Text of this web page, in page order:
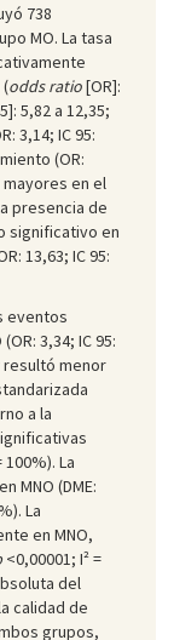
738
MO. La tasa
(odds ratio[OR]:
5,82 a 12,35;
3,14; IC 95:
(OR:
en el
presencia de
significativo en
13,63; IC 95:
eventos
3,34; IC 95:
resultó menor
a la
100%). La
MNO (DME:
La
en MNO,
<0,00001; I² =
del
calidad de
grupos,